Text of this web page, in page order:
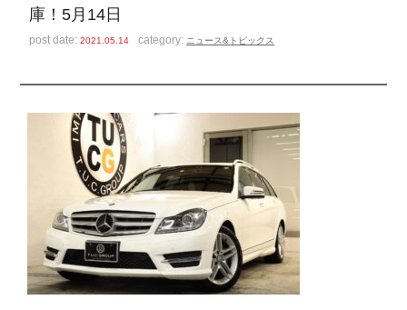
注文販売
お問い合わせ 会社概要
スタッフblog
ホーム T.U.C.GROUP
庫！5月14日
post date:2021.05.14 category: ニュース&トピックス